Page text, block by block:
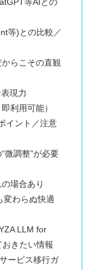
等)との比較／
らこその直観
現力
利用可能）
イント／注意
微調整”が必要
場合あり
変わらぬ快適
LLM for
きたい情報
ービス移行ガ